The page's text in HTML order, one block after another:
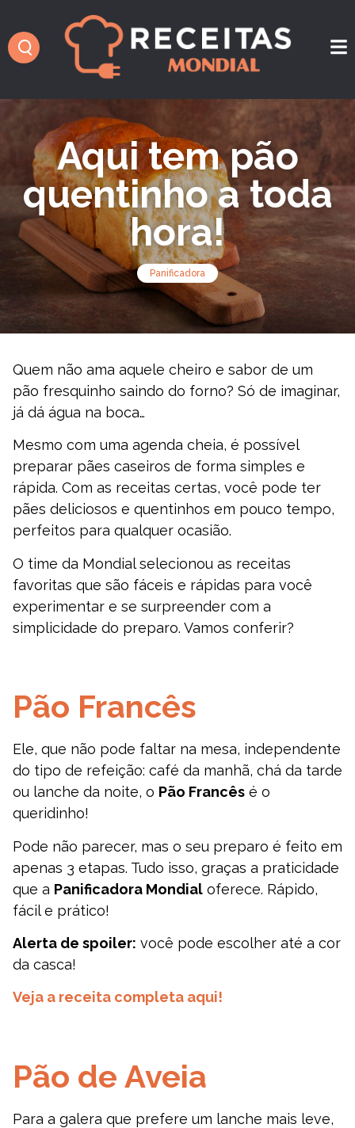
Aqui tem pão
quentinho a toda
hora!
Panificadora
Quem não ama aquele cheiro e sabor de um
pão fresquinho saindo do forno? Só de imaginar,
já dá água na boca…
Mesmo com uma agenda cheia, é possível
preparar pães caseiros de forma simples e
rápida. Com as receitas certas, você pode ter
pães deliciosos e quentinhos em pouco tempo,
perfeitos para qualquer ocasião.
O time da Mondial selecionou as receitas
favoritas que são fáceis e rápidas para você
experimentar e se surpreender com a
simplicidade do preparo. Vamos conferir?
Pão Francês
Ele, que não pode faltar na mesa, independente
do tipo de refeição: café da manhã, chá da tarde
ou lanche da noite, o Pão Francês é o
queridinho!
Pode não parecer, mas o seu preparo é feito em
apenas 3 etapas. Tudo isso, graças a praticidade
que a Panificadora Mondial oferece. Rápido,
fácil e prático!
Alerta de spoiler: você pode escolher até a cor
da casca!
Veja a receita completa aqui!
Pão de Aveia
Para a galera que prefere um lanche mais leve,